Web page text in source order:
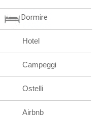
Dormire
Hotel
Campeggi
Ostelli
Airbnb